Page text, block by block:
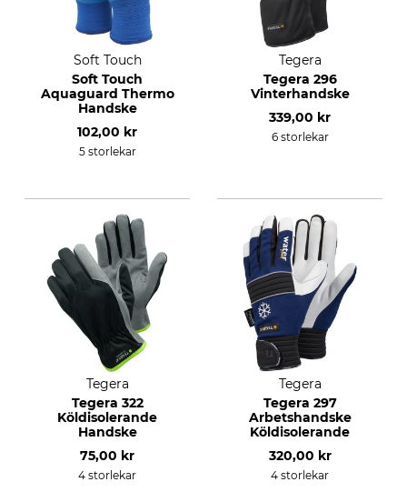
Soft Touch
Soft Touch
Aquaguard Thermo
Handske
102,00 kr
5 storlekar
Tegera
Tegera 296
Vinterhandske
339,00 kr
6 storlekar
Tegera
Tegera 322
Köldisolerande
Handske
75,00 kr
4 storlekar
Tegera
Tegera 297
Arbetshandske
Köldisolerande
320,00 kr
4 storlekar